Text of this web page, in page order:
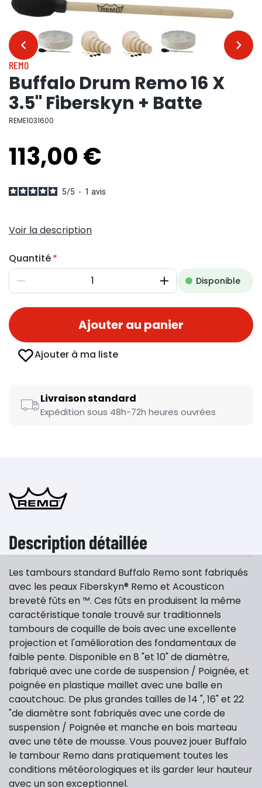
… …
REMO
Buffalo Drum Remo 16 X
3.5" Fiberskyn + Batte
REME1031600
113,00 €
5/5 - 1 avis
Voir la description
Quantité
Diminuer AugmenterDisponible
Ajouter au panier
Ajouter à ma liste
Livraison standard
Expédition sous 48h-72h heures ouvrées
Description détaillée
Les tambours standard Buffalo Remo sont fabriqués
avec les peaux Fiberskyn® Remo et Acousticon
breveté fûts en ™. Ces fûts en produisent la même
caractéristique tonale trouvé sur traditionnels
tambours de coquille de bois avec une excellente
projection et l'amélioration des fondamentaux de
faible pente. Disponible en 8 "et 10" de diamètre,
fabriqué avec une corde de suspension / Poignée, et
poignée en plastique maillet avec une balle en
caoutchouc. De plus grandes tailles de 14 ", 16" et 22
"de diamètre sont fabriqués avec une corde de
suspension / Poignée et manche en bois marteau
avec une tête de mousse. Vous pouvez jouer Buffalo
le tambour Remo dans pratiquement toutes les
conditions météorologiques et ils garder leur hauteur
avec un son exceptionnel.